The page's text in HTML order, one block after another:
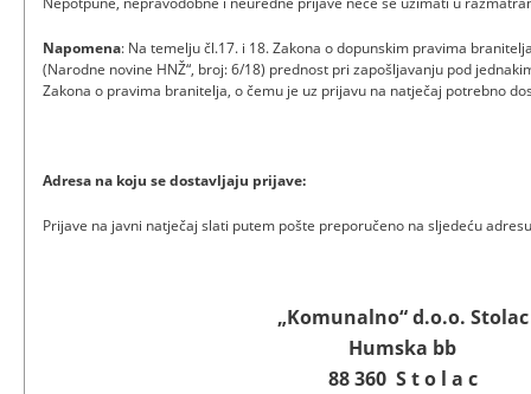
Napomena: Na temelju čl.17. i 18. Zakona o dopunskim pravima
(Narodne novine HNŽ“, broj: 6/18) prednost pri zapošljavanju pod
Zakona o pravima branitelja, o čemu je uz prijavu na natječaj potrebno
Adresa na koju se dostavljaju prijave:
Prijave na javni natječaj slati putem pošte preporučeno na sljedeću
„Komunalno“ d.o.o. Stolac
Humska bb
88 360 S t o l a c